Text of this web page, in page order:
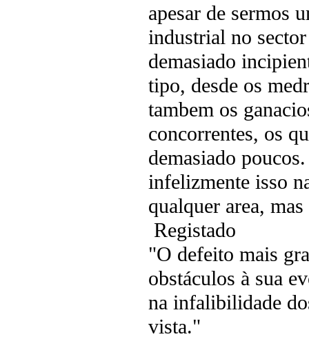
apesar de sermos
industrial no
demasiado
tipo, desde os
tambem os
concorrentes, os
demasiado poucos.
infelizmente isso
qualquer area,
Registado
"O defeito mais
obstáculos à sua
na infalibilidade
vista."